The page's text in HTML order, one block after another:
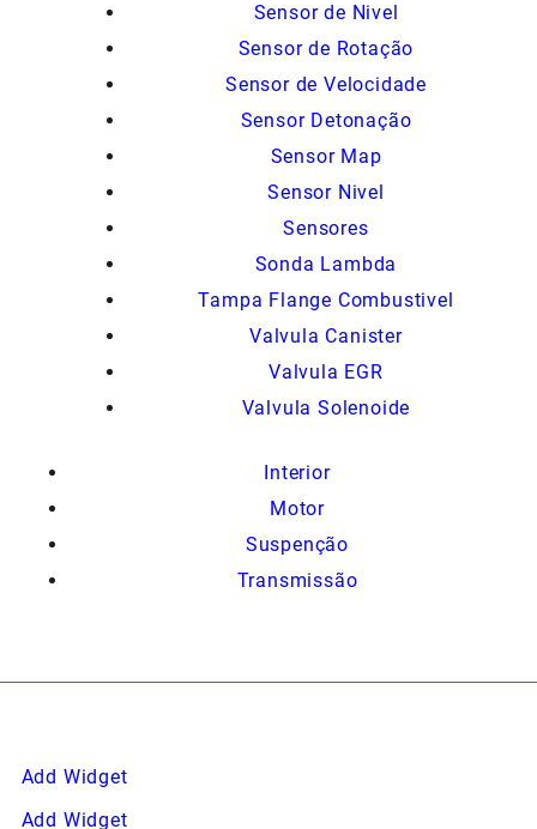
Sensor de Nivel
Sensor de Rotação
Sensor de Velocidade
Sensor Detonação
Sensor Map
Sensor Nivel
Sensores
Sonda Lambda
Tampa Flange Combustivel
Valvula Canister
Valvula EGR
Valvula Solenoide
Interior
Motor
Suspenção
Transmissão
Add Widget
Add Widget